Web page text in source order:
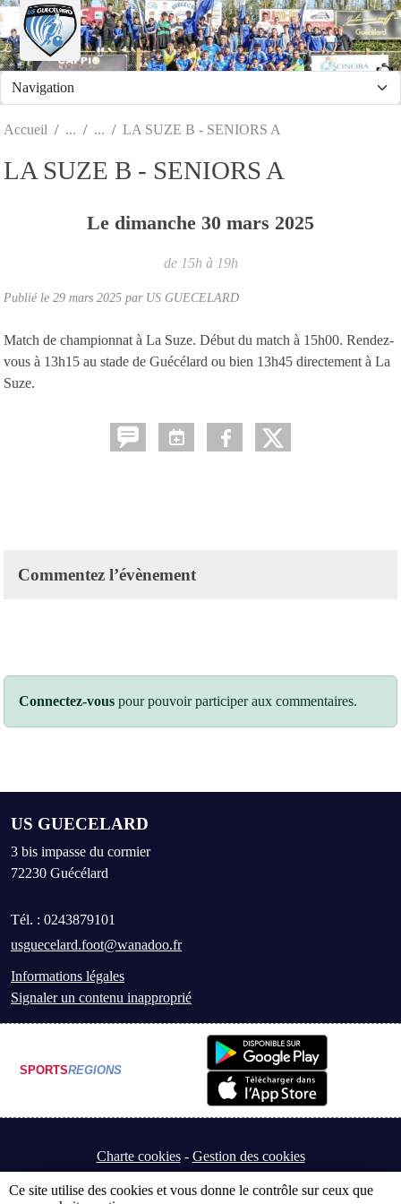
Accueil LA SUZE B - SENIORS A
LA SUZE B - SENIORS A
Le dimanche 30 mars 2025
de 15h à 19h
Publié le 29 mars 2025 par US GUECELARD
Match de championnat à La Suze. Début du match à 15h00. Rendez-
vous à 13h15 au stade de Guécélard ou bien 13h45 directement à La
Suze.
Commentez l’évènement
Connectez-vous pour pouvoir participer aux commentaires.
US GUECELARD
3 bis impasse du cormier
72230 Guécélard
Tél. : 0243879101
usguecelard.foot@wanadoo.fr
Informations légales
Signaler un contenu inapproprié
SPORTSREGIONS
Charte cookies Gestion des cookies
Panneau de gestion des cookies
Ce site utilise des cookies et vous donne le contrôle sur ceux que